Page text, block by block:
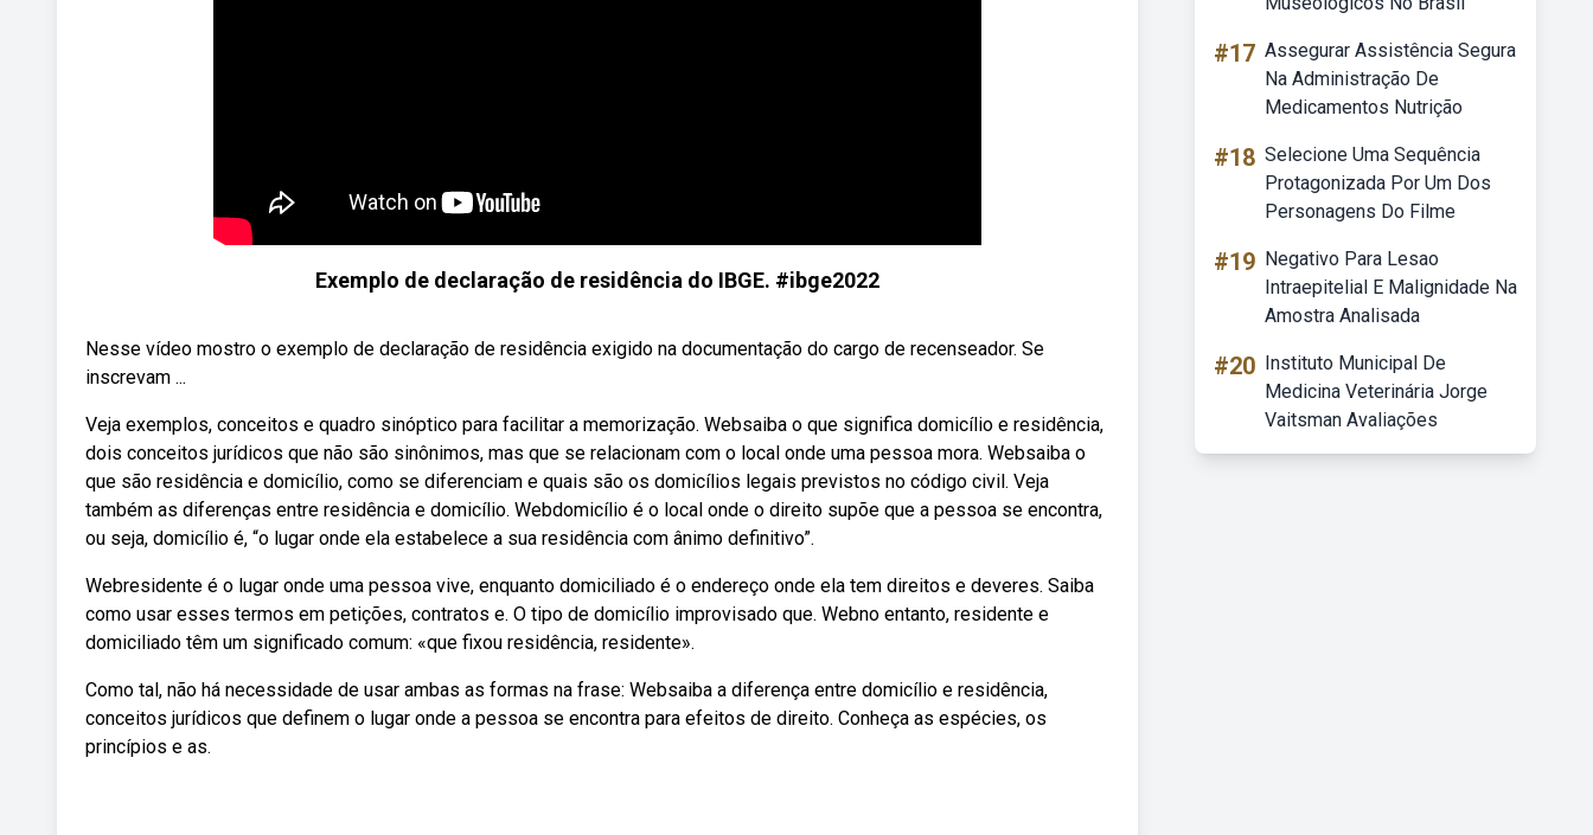
Exemplo de declaração de residência do IBGE. #ibge2022
Nesse vídeo mostro o exemplo de declaração de residência exigido na documentação do cargo de recenseador. Se
inscrevam ...
Veja exemplos, conceitos e quadro sinóptico para facilitar a memorização. Websaiba o que significa domicílio e residência,
dois conceitos jurídicos que não são sinônimos, mas que se relacionam com o local onde uma pessoa mora. Websaiba o
que são residência e domicílio, como se diferenciam e quais são os domicílios legais previstos no código civil. Veja
também as diferenças entre residência e domicílio. Webdomicílio é o local onde o direito supõe que a pessoa se encontra,
ou seja, domicílio é, “o lugar onde ela estabelece a sua residência com ânimo definitivo”.
Webresidente é o lugar onde uma pessoa vive, enquanto domiciliado é o endereço onde ela tem direitos e deveres. Saiba
como usar esses termos em petições, contratos e. O tipo de domicílio improvisado que. Webno entanto, residente e
domiciliado têm um significado comum: «que fixou residência, residente».
Como tal, não há necessidade de usar ambas as formas na frase: Websaiba a diferença entre domicílio e residência,
conceitos jurídicos que definem o lugar onde a pessoa se encontra para efeitos de direito. Conheça as espécies, os
princípios e as.
#17 Assegurar Assistência Segura
Na Administração De
Medicamentos Nutrição
#18 Selecione Uma Sequência
Protagonizada Por Um Dos
Personagens Do Filme
#19 Negativo Para Lesao
Intraepitelial E Malignidade Na
Amostra Analisada
#20 Instituto Municipal De
Medicina Veterinária Jorge
Vaitsman Avaliações